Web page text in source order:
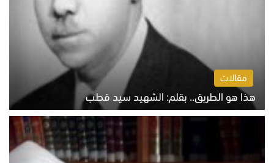
مقالات
هذا هو الطريق.. بقلم: الشهيد سيد قطب
الخميس 6 أغسطس 2026 10:52 ص